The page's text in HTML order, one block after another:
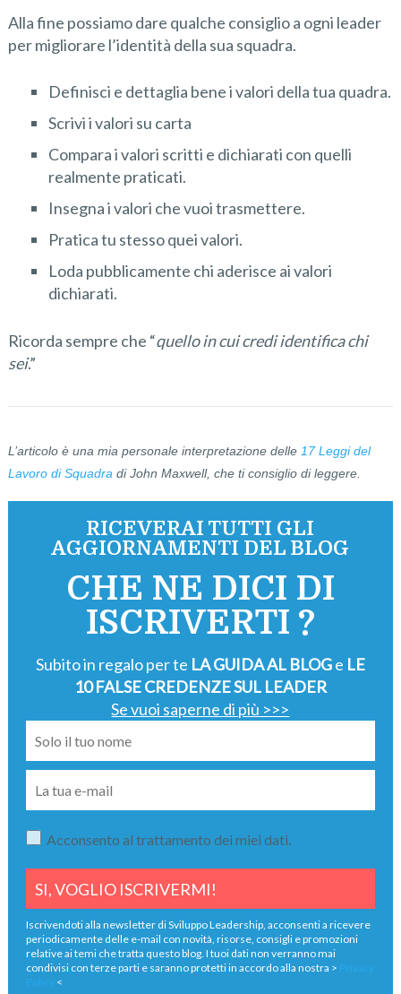
Alla fine possiamo dare qualche consiglio a ogni leader
per migliorare l’identità della sua squadra.
Definisci e dettaglia bene i valori della tua quadra.
Scrivi i valori su carta
Compara i valori scritti e dichiarati con quelli
realmente praticati.
Insegna i valori che vuoi trasmettere.
Pratica tu stesso quei valori.
Loda pubblicamente chi aderisce ai valori
dichiarati.
Ricorda sempre che “quello in cui credi identifica chi
sei.”
L’articolo è una mia personale interpretazione delle 17 Leggi del
Lavoro di Squadradi John Maxwell, che ti consiglio di leggere.
RICEVERAI TUTTI GLI
AGGIORNAMENTI DEL BLOG
CHE NE DICI DI
ISCRIVERTI ?
Subito in regalo per te LA GUIDA AL BLOGe LE
10 FALSE CREDENZE SUL LEADER
Se vuoi saperne di più >>>
Acconsento al trattamento dei miei dati.
Iscrivendoti alla newsletter di Sviluppo Leadership, acconsenti a ricevere
periodicamente delle e-mail con novità, risorse, consigli e promozioni
relative ai temi che tratta questo blog. I tuoi dati non verranno mai
condivisi con terze parti e saranno protetti in accordo alla nostra > Privacy
Policy
<